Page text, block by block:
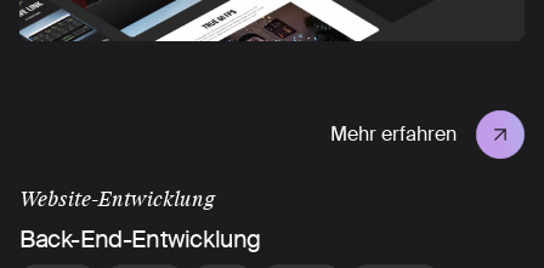
Mehr erfahren
Website-Entwicklung
Back-End-Entwicklung